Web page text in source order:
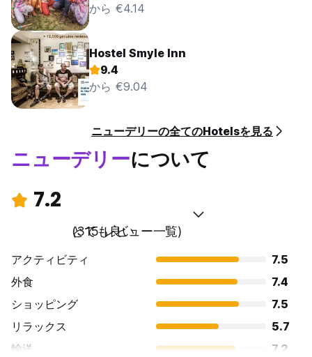
から €4.14
Hostel Smyle Inn
9.4
から €9.04
ニューデリーの全てのHotelsを見る
ニューデリーについて
7.2
とても良い
(315 レビュー一覧)
アクティビティ
7.5
外食
7.4
ショッピング
7.5
リラックス
5.7
輸送
7.2